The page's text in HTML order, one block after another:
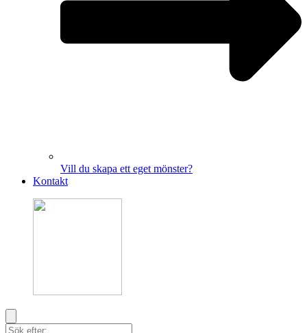
Vill du skapa ett eget mönster?
Kontakt